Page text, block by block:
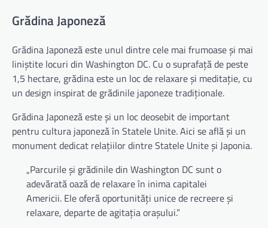
Grădina Japoneză
Grădina Japoneză este unul dintre cele mai frumoase și mai
liniștite locuri din Washington DC. Cu o suprafață de peste
1,5 hectare, grădina este un loc de relaxare și meditație, cu
un design inspirat de grădinile japoneze tradiționale.
Grădina Japoneză este și un loc deosebit de important
pentru cultura japoneză în Statele Unite. Aici se află și un
monument dedicat relațiilor dintre Statele Unite și Japonia.
„Parcurile și grădinile din Washington DC sunt o
adevărată oază de relaxare în inima capitalei
Americii. Ele oferă oportunități unice de recreere și
relaxare, departe de agitația orașului.”